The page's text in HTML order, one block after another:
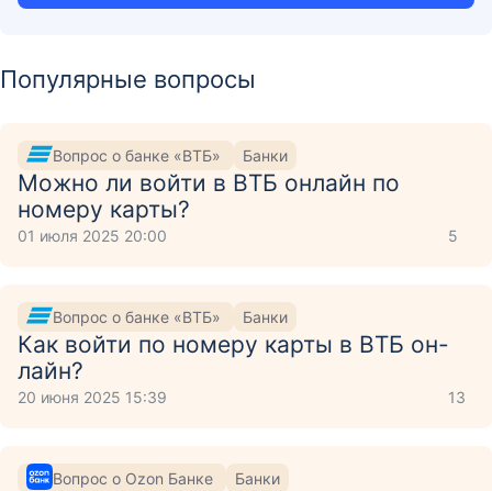
Популярные вопросы
Вопрос о банке «ВТБ» Банки
Можно ли войти в ВТБ онлайн по
номеру карты?
01 июля 2025 20:00 5
Вопрос о банке «ВТБ» Банки
Как войти по номеру карты в ВТБ он-
лайн?
20 июня 2025 15:39 13
Вопрос о Ozon Банке Банки